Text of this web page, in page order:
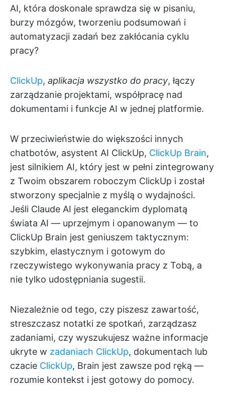
AI, która doskonale sprawdza się w pisaniu,
burzy mózgów, tworzeniu podsumowań i
automatyzacji zadań bez zakłócania cyklu
pracy?
ClickUp, aplikacja wszystko do pracy, łączy
zarządzanie projektami, współpracę nad
dokumentami i funkcje AI w jednej platformie.
W przeciwieństwie do większości innych
chatbotów, asystent AI ClickUp, ClickUp Brain,
jest silnikiem AI, który jest w pełni zintegrowany
z Twoim obszarem roboczym ClickUp i został
stworzony specjalnie z myślą o wydajności.
Jeśli Claude AI jest eleganckim dyplomatą
świata AI — uprzejmym i opanowanym — to
ClickUp Brain jest geniuszem taktycznym:
szybkim, elastycznym i gotowym do
rzeczywistego wykonywania pracy z Tobą, a
nie tylko udostępniania sugestii.
Niezależnie od tego, czy piszesz zawartość,
streszczasz notatki ze spotkań, zarządzasz
zadaniami, czy wyszukujesz ważne informacje
ukryte w zadaniach ClickUp, dokumentach lub
czacie ClickUp, Brain jest zawsze pod ręką —
rozumie kontekst i jest gotowy do pomocy.